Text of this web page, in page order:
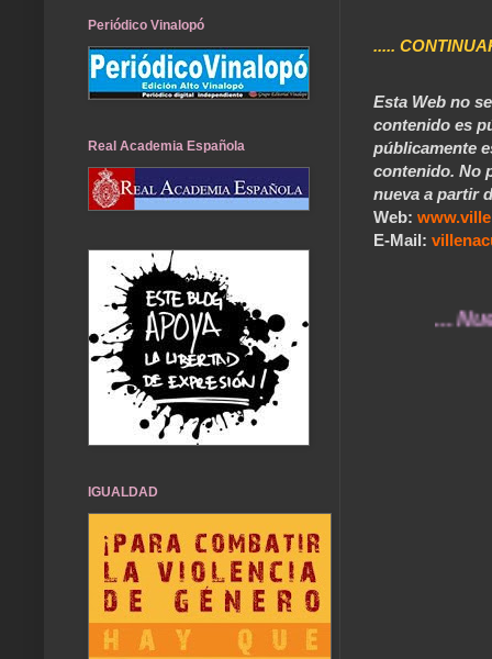
.....
Esta Web no
contenido es
públicamente
contenido. No
nueva a partir
Web:
E-Mail:
... Nuestros
Periódico Vinalopó
Real Academia Española
IGUALDAD